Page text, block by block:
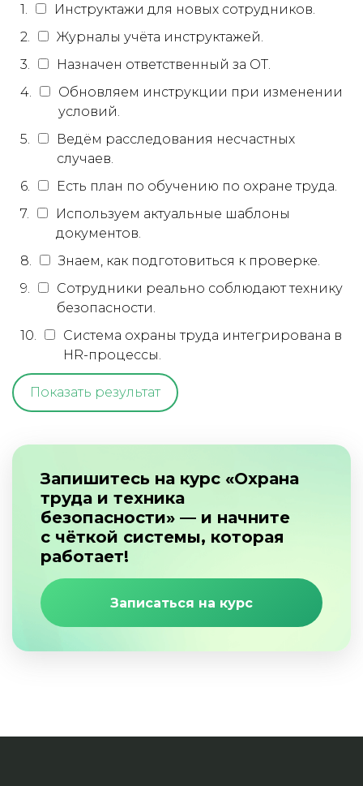
1.
Инструктажи для новых сотрудников.
2.
Журналы учёта инструктажей.
3.
Назначен ответственный за ОТ.
4.
Обновляем инструкции при изменении
условий.
5.
Ведём расследования несчастных
случаев.
6.
Есть план по обучению по охране труда.
7.
Используем актуальные шаблоны
документов.
8.
Знаем, как подготовиться к проверке.
9.
Сотрудники реально соблюдают технику
безопасности.
10.
Система охраны труда интегрирована в
HR-процессы.
Показать результат
Запишитесь на курс «Охрана
труда и техника
безопасности» — и начните
с чёткой системы, которая
работает!
Записаться на курс